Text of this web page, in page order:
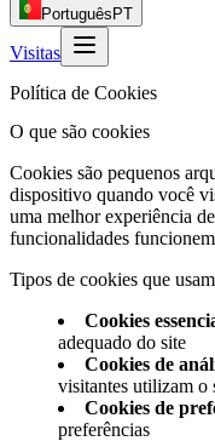
Português PT
Visitas
Política de Cookies
O que são cookies
Cookies são pequenos
dispositivo quando você
uma melhor experiência
funcionalidades
Tipos de cookies que
Cookies
adequado do site
Cookies de
visitantes utilizam o
Cookies de
preferências